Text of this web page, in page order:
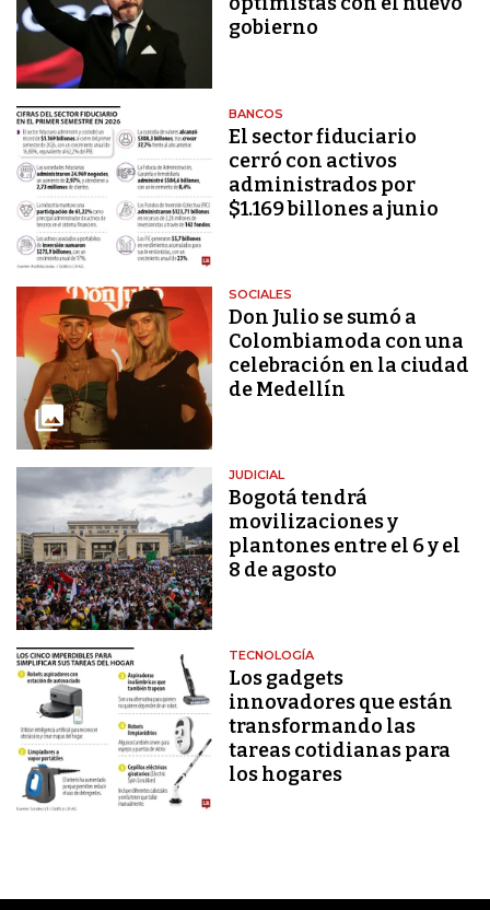
gobierno
BANCOS
El sector fiduciario
cerró con activos
administrados por
$1.169 billones a junio
SOCIALES
Don Julio se sumó a
Colombiamoda con una
celebración en la ciudad
de Medellín
JUDICIAL
Bogotá tendrá
movilizaciones y
plantones entre el 6 y el
8 de agosto
TECNOLOGÍA
Los gadgets
innovadores que están
transformando las
tareas cotidianas para
los hogares